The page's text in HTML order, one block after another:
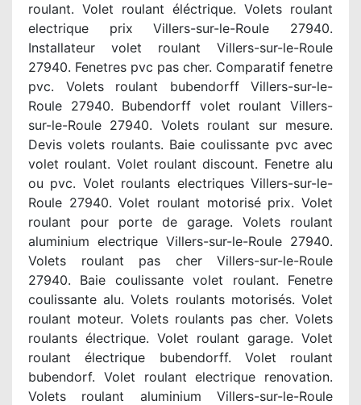
roulant. Volet roulant éléctrique. Volets roulant
electrique prix Villers-sur-le-Roule 27940.
Installateur volet roulant Villers-sur-le-Roule
27940. Fenetres pvc pas cher. Comparatif fenetre
pvc. Volets roulant bubendorff Villers-sur-le-
Roule 27940. Bubendorff volet roulant Villers-
sur-le-Roule 27940. Volets roulant sur mesure.
Devis volets roulants. Baie coulissante pvc avec
volet roulant. Volet roulant discount. Fenetre alu
ou pvc. Volet roulants electriques Villers-sur-le-
Roule 27940. Volet roulant motorisé prix. Volet
roulant pour porte de garage. Volets roulant
aluminium electrique Villers-sur-le-Roule 27940.
Volets roulant pas cher Villers-sur-le-Roule
27940. Baie coulissante volet roulant. Fenetre
coulissante alu. Volets roulants motorisés. Volet
roulant moteur. Volets roulants pas cher. Volets
roulants électrique. Volet roulant garage. Volet
roulant électrique bubendorff. Volet roulant
bubendorf. Volet roulant electrique renovation.
Volets roulant aluminium Villers-sur-le-Roule